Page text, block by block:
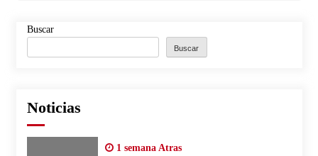
Buscar
Buscar
Noticias
1 semana Atras